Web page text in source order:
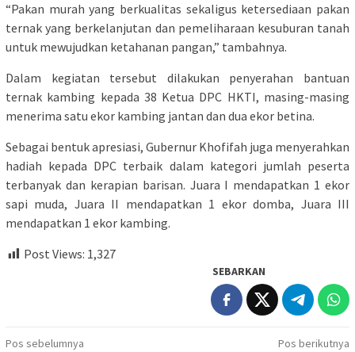
“Pakan murah yang berkualitas sekaligus ketersediaan pakan
ternak yang berkelanjutan dan pemeliharaan kesuburan tanah
untuk mewujudkan ketahanan pangan,” tambahnya.
Dalam kegiatan tersebut dilakukan penyerahan bantuan
ternak kambing kepada 38 Ketua DPC HKTI, masing-masing
menerima satu ekor kambing jantan dan dua ekor betina.
Sebagai bentuk apresiasi, Gubernur Khofifah juga menyerahkan
hadiah kepada DPC terbaik dalam kategori jumlah peserta
terbanyak dan kerapian barisan. Juara I mendapatkan 1 ekor
sapi muda, Juara II mendapatkan 1 ekor domba, Juara III
mendapatkan 1 ekor kambing.
Post Views: 1,327
SEBARKAN
Navigasi
Pos sebelumnya Pos berikutnya